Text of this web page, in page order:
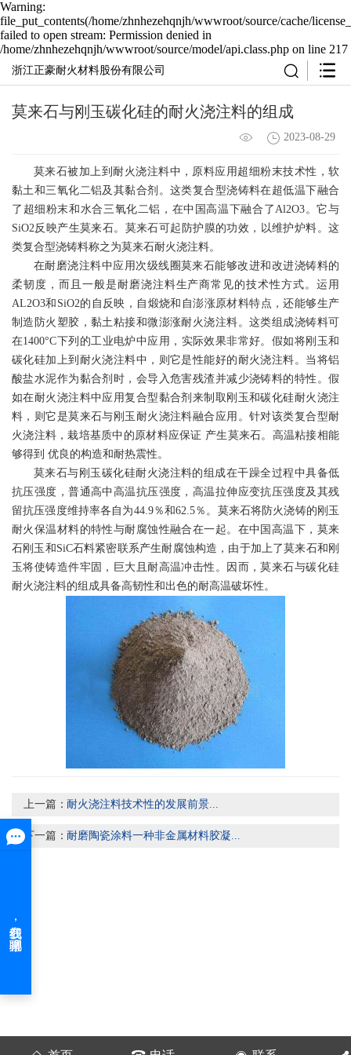
Warning:
file_put_contents(/home/zhnhezehqnjh/wwwroot/source/cache/
failed to open stream: Permission denied in
/home/zhnhezehqnjh/wwwroot/source/model/api.class.php on line 217
浙江正豪耐火材料股份有限公司
莫来石与刚玉碳化硅的耐火浇注料的组成
2023-08-29
莫来石被加上到耐火浇注料中，原料应用超细粉末技术性，软
黏土和三氧化二铝及其黏合剂。这类复合型浇铸料在超低温下融合
了超细粉末和水合三氧化二铝，在中国高温下融合了Al2O3。它与
SiO2反映产生莫来石。莫来石可起防护膜的功效，以维护炉料。这
类复合型浇铸料称之为莫来石耐火浇注料。
在耐磨浇注料中应用次级线圈莫来石能够改进和改进浇铸料的
柔韧度，而且一般是 耐磨浇注料生产商常见的技术性方式。运用
AL2O3和SiO2的自反映，自煅烧和自澎涨原材料特点，还能够生产
制造防火塑胶，黏土粘接和微澎涨耐火浇注料。这类组成浇铸料可
在1400°C下列的工业电炉中应用，实际效果非常好。假如将刚玉和
碳化硅加上到耐火浇注料中，则它是性能好的耐火浇注料。当将铝
酸盐水泥作为黏合剂时，会导入危害残渣并减少浇铸料的特性。假
如在耐火浇注料中应用复合型黏合剂来制取刚玉和碳化硅耐火浇注
料，则它是莫来石与刚玉耐火浇注料融合应用。针对该类复合型耐
火浇注料，栽培基质中的原材料应保证 产生莫来石。高温粘接相能
够得到 优良的构造和耐热震性。
莫来石与刚玉碳化硅耐火浇注料的组成在干躁全过程中具备低
抗压强度，普通高中高温抗压强度，高温拉伸应变抗压强度及其残
留抗压强度维持率各自为44.9％和62.5％。莫来石将防火浇铸的刚玉
耐火保温材料的特性与耐腐蚀性融合在一起。在中国高温下，莫来
石刚玉和SiC石料紧密联系产生耐腐蚀构造，由于加上了莫来石和刚
玉将使铸造件牢固，巨大且耐高温冲击性。因而，莫来石与碳化硅
耐火浇注料的组成具备高韧性和出色的耐高温破坏性。
上一篇： 耐火浇注料技术性的发展前景...
下一篇： 耐磨陶瓷涂料一种非金属材料胶凝...